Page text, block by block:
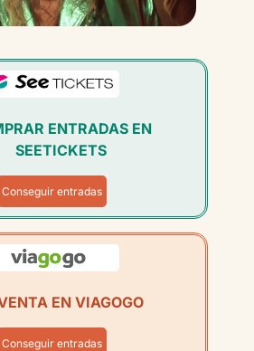
ENTRADAS EN
SEETICKETS
Conseguir entradas
EN VIAGOGO
Conseguir entradas